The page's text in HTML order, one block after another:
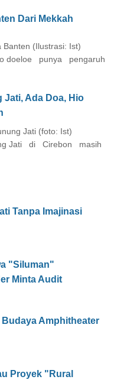
Dari Mekkah
Banten (Ilustrasi: Ist)
doeloe punya pengaruh
Jati, Ada Doa, Hio
Jati (foto: Ist)
Jati di Cirebon masih
Tanpa Imajinasi
"Siluman"
Minta Audit
Amphitheater
Proyek "Rural